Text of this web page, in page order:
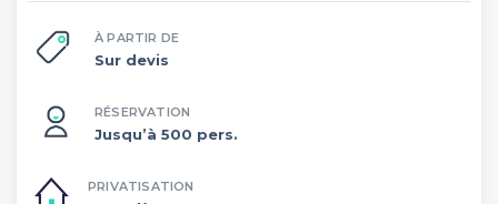
À PARTIR DE
Sur devis
RÉSERVATION
Jusqu’à 500 pers.
PRIVATISATION